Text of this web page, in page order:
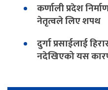
कर्णाली प्रदेश
नेतृत्वले लिए शपथ
दुर्गा प्रसाईलाई
नदेखिएको यस